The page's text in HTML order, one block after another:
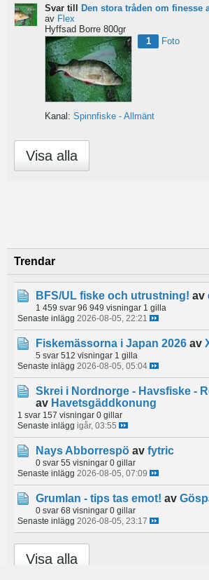
Svar till
Den stora tråden om finesse
av Flex
Hyffsad Borre 800gr
1
Foto
Kanal: Spinnfiske - Allmänt
Visa alla
Trendar
BFS/UL fiske och utrustning! av
1 459 svar 96 949 visningar 1 gilla
Senaste inlägg 2026-08-05, 22:21
Fiskemässorna i Japan 2026 av
5 svar 512 visningar 1 gilla
Senaste inlägg 2026-08-05, 05:04
Skrei i Nordnorge - Havsfiske -
av Havetsgäddkonung
1 svar 157 visningar 0 gillar
Senaste inlägg igår, 03:55
Nays Abborrespö av fytric
0 svar 55 visningar 0 gillar
Senaste inlägg 2026-08-05, 07:09
Grumlan - tips tas emot! av
0 svar 68 visningar 0 gillar
Senaste inlägg 2026-08-05, 23:17
Visa alla